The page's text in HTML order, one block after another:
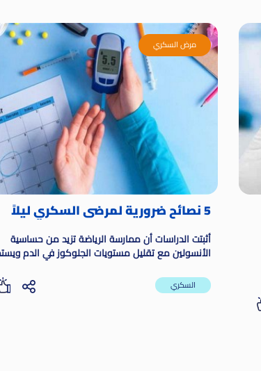
مرض السكري
5 نصائح ضرورية لمرضى السكري ليلاً
أثبتت الدراسات أن ممارسة الرياضة تزيد من حساسية
الأنسولين مع تقليل مستويات الجلوكوز في الدم
السكري